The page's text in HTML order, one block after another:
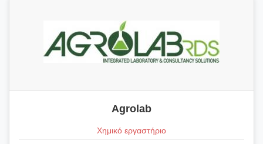
Agrolab
Χημικό εργαστήριο